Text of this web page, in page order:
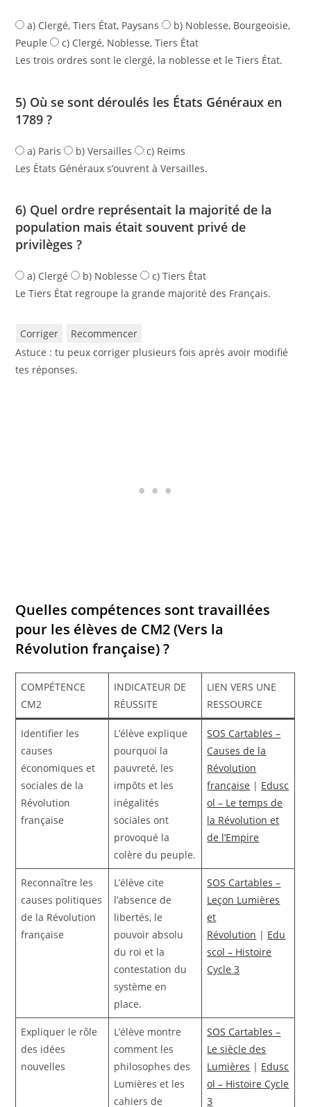
a) Clergé, Tiers État, Paysans
b) Noblesse, Bourgeoisie,
Peuple
c) Clergé, Noblesse, Tiers État
Les trois ordres sont le clergé, la noblesse et le Tiers État.
5) Où se sont déroulés les États Généraux en
1789 ?
a) Paris b) Versailles
c) Reims
Les États Généraux s’ouvrent à Versailles.
6) Quel ordre représentait la majorité de la
population mais était souvent privé de
privilèges ?
a) Clergé b) Noblesse
c) Tiers État
Le Tiers État regroupe la grande majorité des Français.
Corriger
Recommencer
Astuce : tu peux corriger plusieurs fois après avoir modifié
tes réponses.
Quelles compétences sont travaillées
pour les élèves de CM2 (Vers la
Révolution française) ?
COMPÉTENCE
CM2
INDICATEUR DE
RÉUSSITE
LIEN VERS UNE
RESSOURCE
Identifier les
causes
économiques et
sociales de la
Révolution
française
L’élève explique
pourquoi la
pauvreté, les
impôts et les
inégalités
sociales ont
provoqué la
colère du peuple.
SOS Cartables –
Causes de la
Révolution
française | Edusc
ol – Le temps de
la Révolution et
de l’Empire
Reconnaître les
causes politiques
de la Révolution
française
L’élève cite
l’absence de
libertés, le
pouvoir absolu
du roi et la
contestation du
système en
place.
SOS Cartables –
Leçon Lumières
et
Révolution | Edu
scol – Histoire
Cycle 3
Expliquer le rôle
des idées
nouvelles
L’élève montre
comment les
philosophes des
Lumières et les
cahiers de
SOS Cartables –
Le siècle des
Lumières | Edusc
ol – Histoire Cycle
3